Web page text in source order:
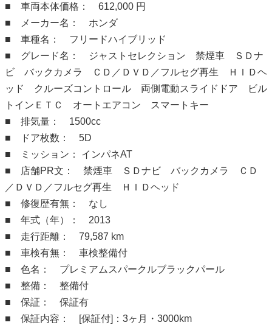
■ 車両本体価格： 612,000 円
■ メーカー名： ホンダ
■ 車種名： フリードハイブリッド
■ グレード名： ジャストセレクション 禁煙車 ＳＤナ
ビ バックカメラ ＣＤ／ＤＶＤ／フルセグ再生 ＨＩＤヘ
ッド クルーズコントロール 両側電動スライドドア ビル
トインＥＴＣ オートエアコン スマートキー
■ 排気量： 1500cc
■ ドア枚数： 5D
■ ミッション： インパネAT
■ 店舗PR文： 禁煙車 ＳＤナビ バックカメラ ＣＤ
／ＤＶＤ／フルセグ再生 ＨＩＤヘッド
■ 修復歴有無： なし
■ 年式（年）： 2013
■ 走行距離： 79,587 km
■ 車検有無： 車検整備付
■ 色名： プレミアムスパークルブラックパール
■ 整備： 整備付
■ 保証： 保証有
■ 保証内容： [保証付]：3ヶ月・3000km